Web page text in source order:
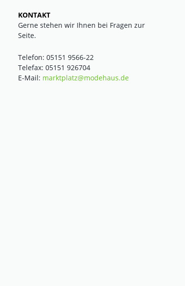
KONTAKT
Gerne stehen wir Ihnen bei Fragen zur
Seite.
Telefon: 05151 9566-22
Telefax: 05151 926704
E-Mail: marktplatz@modehaus.de